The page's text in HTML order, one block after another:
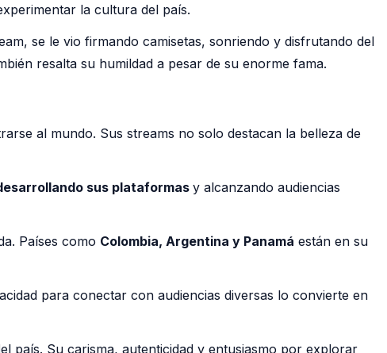
la cultura del país.
se le vio firmando camisetas, sonriendo y disfrutando del
resalta su humildad a pesar de su enorme fama.
al mundo. Sus streams no solo destacan la belleza de
sus plataformas y alcanzando audiencias
Países como Colombia, Argentina y Panamá están en su
para conectar con audiencias diversas lo convierte en
país. Su carisma, autenticidad y entusiasmo por explorar